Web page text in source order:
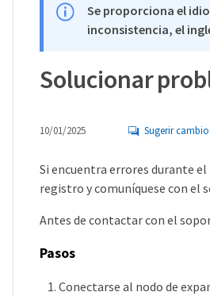
Se proporciona el
inconsistencia, el
Solucionar
10/01/2025 Sugerir
Si encuentra errores durante el
registro y comuníquese con el
Antes de contactar con el
Pasos
Conectarse al nodo de